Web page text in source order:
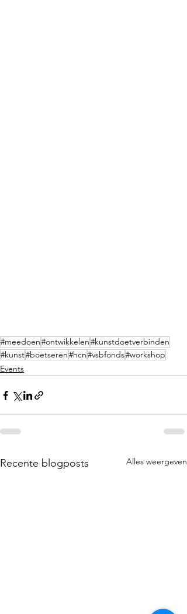
#meedoen#ontwikkelen#kunstdoetverbinden
#kunst#boetseren#hcn#vsbfonds#workshop
Events
Recente blogposts Alles weergeven